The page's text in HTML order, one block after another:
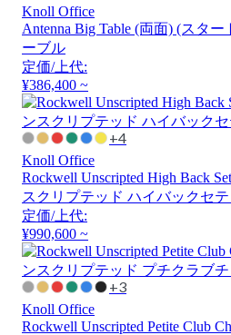
Knoll Office
Antenna Big Table (両面) (スタ
ーブル
定価/上代:
¥386,400 ~
+4
Knoll Office
Rockwell Unscripted High Back
スクリプテッド ハイバックセテ
定価/上代:
¥990,600 ~
+3
Knoll Office
Rockwell Unscripted Petite Club